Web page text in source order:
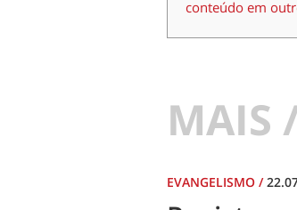
conteúdo em
MAIS
EVANGELISMO /